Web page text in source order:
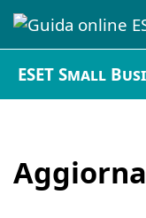
ESET Small